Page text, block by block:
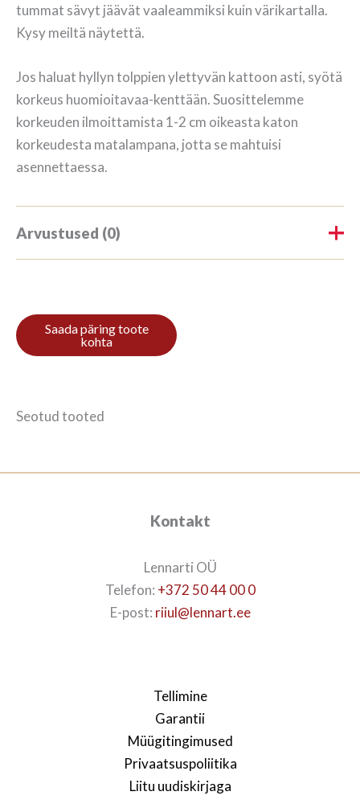
tummat sävyt jäävät vaaleammiksi kuin värikartalla.
Kysy meiltä näytettä.
Jos haluat hyllyn tolppien ylettyvän kattoon asti, syötä
korkeus huomioitavaa-kenttään. Suosittelemme
korkeuden ilmoittamista 1-2 cm oikeasta katon
korkeudesta matalampana, jotta se mahtuisi
asennettaessa.
Arvustused (0)
Ole esimene, kes hindab toodet
Seotud tooted
Kontakt
Lennarti OÜ
Telefon: +372 50 44 00 0
E-post: riiul@lennart.ee
Tellimine
Garantii
Müügitingimused
Privaatsuspoliitika
Liitu uudiskirjaga